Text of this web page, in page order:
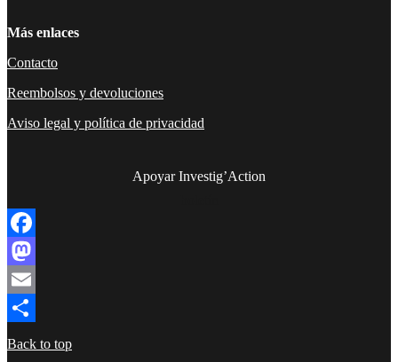
Más enlaces
Contacto
Reembolsos y devoluciones
Aviso legal y política de privacidad
Apoyar Investig’Action
Facebook
Mastodon
Email
Compartir
Back to top